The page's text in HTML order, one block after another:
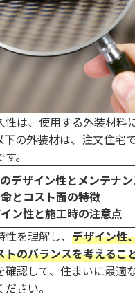
は、使用する外装材料
下の外装材は、注文住宅
。
デザイン性とメンテナ
とコスト面の特徴
ン性と施工時の注意点
を理解し、 デザイン性
トのバランスを考えるこ
確認して、住まいに最適
さい。